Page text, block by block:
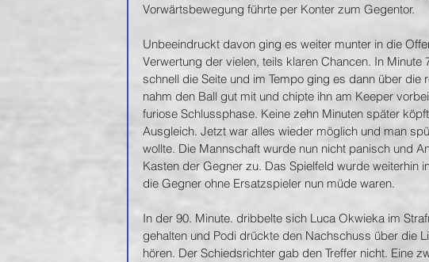
Vorwärtsbewegung führte per Konter zum Gegentor.
Unbeeindruckt davon ging es weiter munter in die
Verwertung der vielen, teils klaren Chancen. In
schnell die Seite und im Tempo ging es dann über die
nahm den Ball gut mit und chipte ihn am Keeper
furiose Schlussphase. Keine zehn Minuten später
Ausgleich. Jetzt war alles wieder möglich und man
wollte. Die Mannschaft wurde nun nicht panisch und
Kasten der Gegner zu. Das Spielfeld wurde weiterhin
die Gegner ohne Ersatzspieler nun müde waren.
In der 90. Minute. dribbelte sich Luca Okwieka im
gehalten und Podi drückte den Nachschuss über die
hören. Der Schiedsrichter gab den Treffer nicht. Eine